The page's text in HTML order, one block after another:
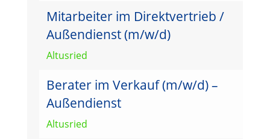
Mitarbeiter im Direktvertrieb /
Außendienst (m/w/d)
Altusried
Berater im Verkauf (m/w/d) –
Außendienst
Altusried